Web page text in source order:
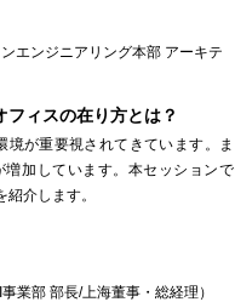
エンジニアリング本部 アーキテ
ィスの在り方とは？
が重要視されてきています。ま
加しています。本セッションで
介します。
業部 部長/上海董事・総経理）